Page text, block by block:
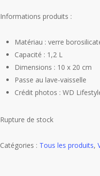
Informations produits :
Matériau : verre
Capacité : 1,2 L
Dimensions : 10 x 20 cm
Passe au lave-vaisselle
Crédit photos : WD
Rupture de stock
Catégories : Tous les produits,